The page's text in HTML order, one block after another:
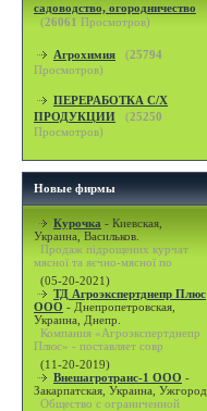
садоводство, огородничество
(26061 Просмотров)
Агрохимия (25794
Просмотров)
ПЕРЕРАБОТКА С/Х
ПРОДУКЦИИ
(25250
Просмотров)
Новые фирмы
Курочка - Киевская,
Украина, Васильков.
Продаж підрощених курчат
мясної та яєчно-мясної по
(05-20-2021)
ТД Агроэкспертднепр Плюс
ООО - Днепропетровская,
Украина, Днепр.
Компания «Агроэкспертднепр
Плюс» - поставляет совр
(11-20-2019)
Внешагротранс-1 ООО -
Закарпатская, Украина, Ужгород.
Общество с ограниченной